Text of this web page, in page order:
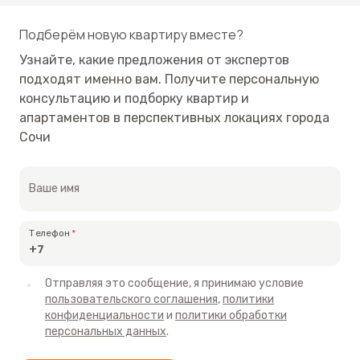
светлой палитры красок наполняет пространство
особым уютом. Комнаты укомплектованы мебелью,
бытовой техникой и климатическим
новоселье или же начать сдавать квартиру в
инфраструктурой, хорошим расположением и
парковочное пространство для автомобилей,
детские и спортивные площадки. На первом
этаже – супермаркет, аптека, салон красоты, ПВЗ
Подберём новую квартиру вместе?
Узнайте, какие предложения от экспертов
подходят именно вам. Получите персональную
консультацию и подборку квартир и
апартаментов в перспективных локациях города
Сочи
Ваше имя
Телефон
Отправляя это сообщение, я принимаю условие
пользовательского соглашения,политики
конфиденциальности и политики обработки
персональных данных.